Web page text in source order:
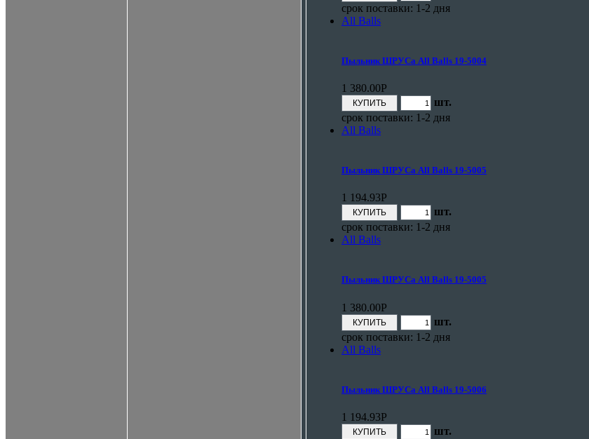
срок поставки: 1-2 дня
All Balls
Пыльник ШРУСа All Balls 19-5004
1 380.00Р
шт.
срок поставки: 1-2 дня
All Balls
Пыльник ШРУСа All Balls 19-5005
1 194.93Р
шт.
срок поставки: 1-2 дня
All Balls
Пыльник ШРУСа All Balls 19-5005
1 380.00Р
шт.
срок поставки: 1-2 дня
All Balls
Пыльник ШРУСа All Balls 19-5006
1 194.93Р
шт.